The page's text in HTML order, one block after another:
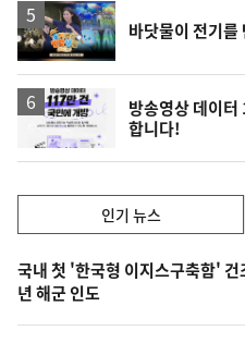
영
상
바닷물이 전기를
방송영상 데이
합니다!
기,
최
신,
인기 뉴스
기
뉴
스
국내 첫 '한국형 이지스구축함'
년 해군 인도